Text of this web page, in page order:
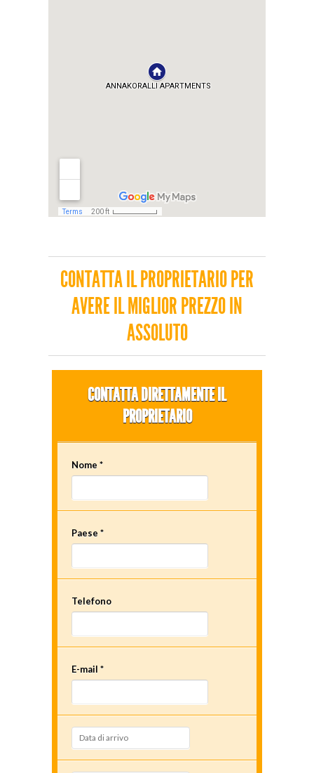
CONTATTA IL PROPRIETARIO PER
AVERE IL MIGLIOR PREZZO IN
ASSOLUTO
CONTATTA DIRETTAMENTE IL
PROPRIETARIO
Nome *
Paese *
Telefono
E-mail *